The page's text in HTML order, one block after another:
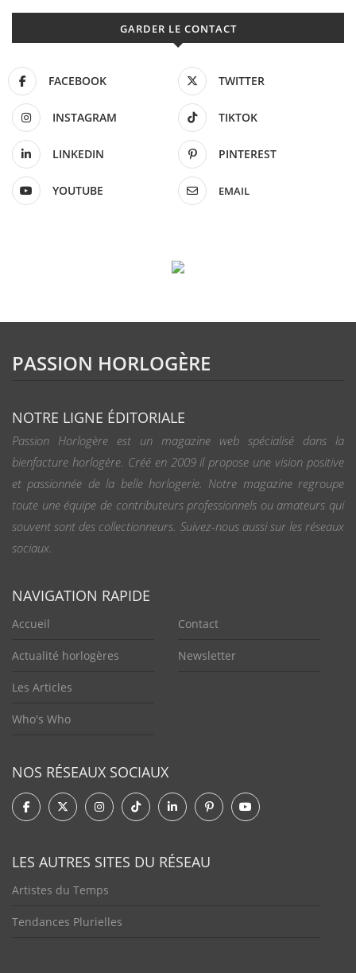
GARDER LE CONTACT
FACEBOOK TWITTER
INSTAGRAM TIKTOK
LINKEDIN PINTEREST
YOUTUBE EMAIL
PASSION HORLOGÈRE
NOTRE LIGNE ÉDITORIALE
Passion Horlogère est un magazine web spécialisé dans la
bienfacture horlogère. Créé en 2009 il propose une vision positive
et passionnée de la belle horlogerie. Notre magazine regroupe
toute une équipe de contributeurs professionnels ou amateurs qui
souvent sont des collectionneurs. Suivez-nous aussi sur les réseaux
sociaux.
NAVIGATION RAPIDE
Accueil
Actualité horlogères
Les Articles
Who's Who
Contact
Newsletter
NOS RÉSEAUX SOCIAUX
LES AUTRES SITES DU RÉSEAU
Artistes du Temps
Tendances Plurielles